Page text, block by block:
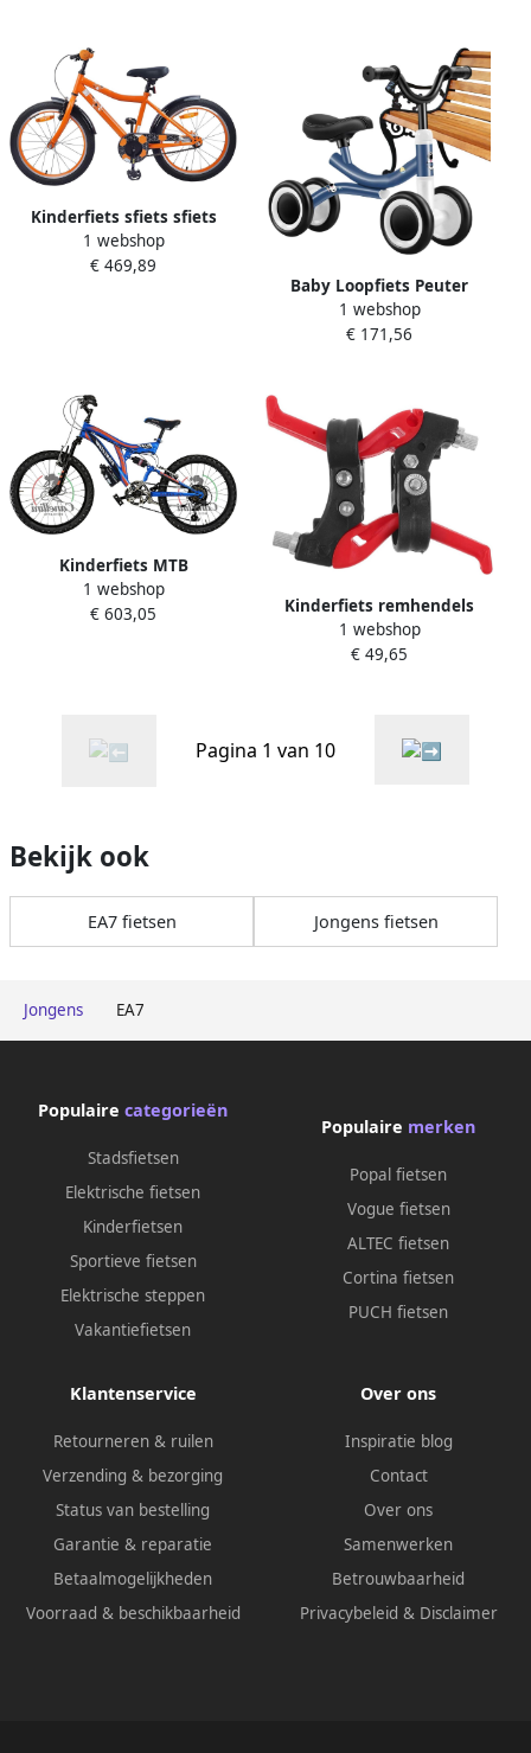
Jongens EA7
Kinderfiets sfiets sfiets
Fietstraining Spelen
Robuust Stalen Frame 18
1 webshop
€ 469,89
Baby Loopfiets Peuter
Rijfiets Balans Leren
Vierwiel Stabiliteit
1 webshop
€ 171,56
Kinderfiets MTB
Mountainbike Kinder
Buiten Spelen Full
1 webshop
€ 603,05
Kinderfiets remhendels
Fiets hendels Veilig fietsen
Lichtgewicht kunststof 125
1 webshop
€ 49,65
Pagina 1 van 10
Bekijk ook
EA7 fietsen Jongens fietsen
Populaire categorieën
Stadsfietsen
Elektrische fietsen
Kinderfietsen
Sportieve fietsen
Elektrische steppen
Vakantiefietsen
Populaire merken
Popal fietsen
Vogue fietsen
ALTEC fietsen
Cortina fietsen
PUCH fietsen
Klantenservice
Retourneren & ruilen
Verzending & bezorging
Status van bestelling
Garantie & reparatie
Betaalmogelijkheden
Voorraad & beschikbaarheid
Over ons
Inspiratie blog
Contact
Over ons
Samenwerken
Betrouwbaarheid
Privacybeleid & Disclaimer